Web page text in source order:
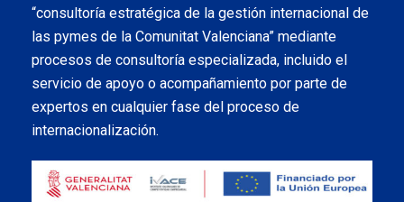
“consultoría estratégica de la gestión internacional de
las pymes de la Comunitat Valenciana” mediante
procesos de consultoría especializada, incluido el
servicio de apoyo o acompañamiento por parte de
expertos en cualquier fase del proceso de
internacionalización.